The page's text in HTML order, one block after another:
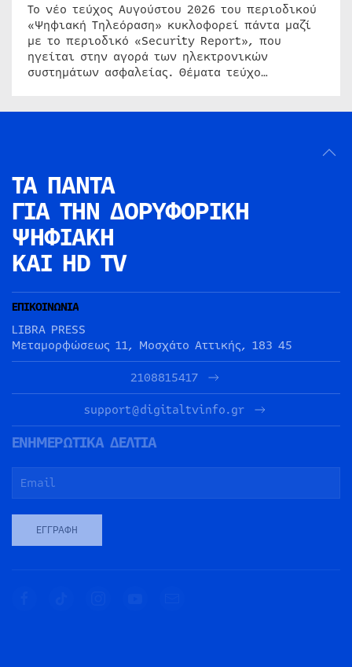
Το νέο τεύχος Αυγούστου 2026 του περιοδικού
«Ψηφιακή Τηλεόραση» κυκλοφορεί πάντα μαζί
με το περιοδικό «Security Report», που
ηγείται στην αγορά των ηλεκτρονικών
συστημάτων ασφαλείας. Θέματα τεύχο…
ΤΑ ΠΑΝΤΑ
ΓΙΑ ΤΗΝ ΔΟΡΥΦΟΡΙΚΗ
ΨΗΦΙΑΚΗ
ΚΑΙ HD TV
ΕΠΙΚΟΙΝΩΝΙΑ
LIBRA PRESS
Μεταμορφώσεως 11, Μοσχάτο Αττικής, 183 45
2108815417
support@digitaltvinfo.gr
ΕΝΗΜΕΡΩΤΙΚΑ ΔΕΛΤΙΑ
ΕΓΓΡΑΦΉ